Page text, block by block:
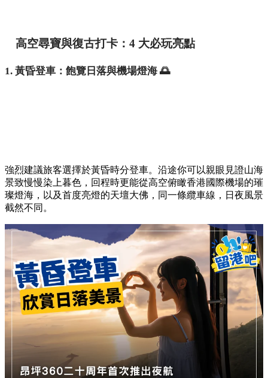
高空尋寶與復古打卡：4 大必玩亮點
1. 黃昏登車：飽覽日落與機場燈海 🌅
強烈建議旅客選擇於黃昏時分登車。沿途你可以親眼見證山海
景致慢慢染上暮色，回程時更能從高空俯瞰香港國際機場的璀
璨燈海，以及首度亮燈的天壇大佛，同一條纜車線，日夜風景
截然不同。